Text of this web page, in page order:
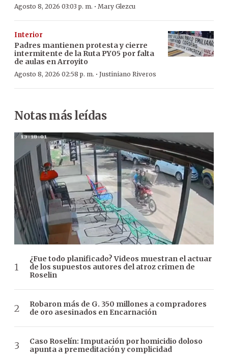
Agosto 8, 2026 03:03 p. m. · Mary Glezcu
Interior
Padres mantienen protesta y cierre
intermitente de la Ruta PY05 por falta
de aulas en Arroyito
Agosto 8, 2026 02:58 p. m. · Justiniano Riveros
Notas más leídas
¿Fue todo planificado? Videos muestran el actuar
de los supuestos autores del atroz crimen de
Roselin
Robaron más de G. 350 millones a compradores
de oro asesinados en Encarnación
Caso Roselín: Imputación por homicidio doloso
apunta a premeditación y complicidad